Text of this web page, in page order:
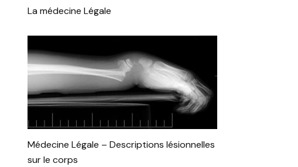
La médecine Légale
Médecine Légale – Descriptions lésionnelles
sur le corps